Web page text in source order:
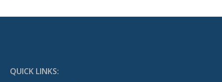
QUICK LINKS: